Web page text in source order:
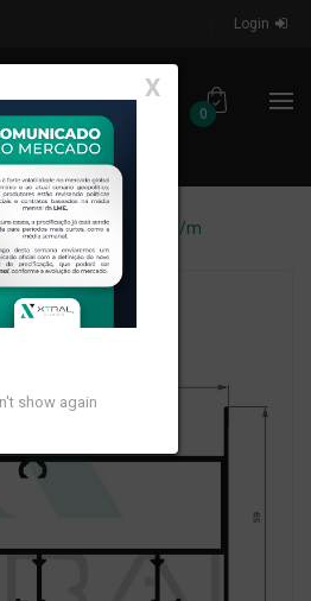
Login
0
X
show again
PESO LINEAR: 1,748kg/m